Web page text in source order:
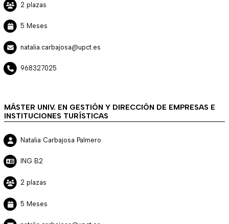
2 plazas
5 Meses
natalia.carbajosa@upct.es
968327025
MÁSTER UNIV. EN GESTIÓN Y DIRECCIÓN DE EMPRESAS E
INSTITUCIONES TURÍSTICAS
Natalia Carbajosa Palmero
ING B2
2 plazas
5 Meses